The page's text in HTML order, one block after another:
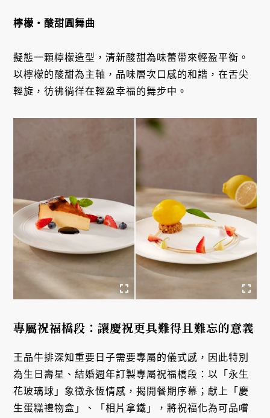
檸檬・酸甜圓舞曲
擬態一顆檸檬造型，清新酸甜為味蕾帶來輕盈平衡。
以檸檬的酸甜為主軸，品味層次口感的和諧，在舌尖
輕旋，彷彿徜徉在輕盈幸福的舞步中。
專屬祝福橋段：讓慶祝更具難得且難忘的意義
王品牛排深知重要日子需要專屬的儀式感，因此特別
為生日壽星、結婚週年訂製專屬祝福橋段：以「永生
花玻璃球」象徵永恆情感，揭開餐期序幕；獻上「慶
生蛋糕禮物盒」、「相片拿鐵」，將祝福化為可品嚐